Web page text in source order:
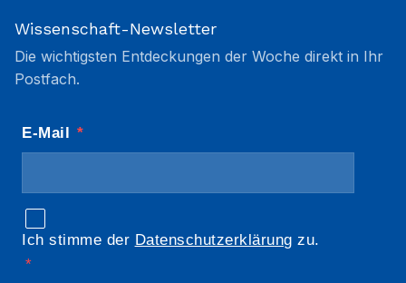
Wissenschaft-Newsletter
Die wichtigsten Entdeckungen der Woche direkt in Ihr
Postfach.